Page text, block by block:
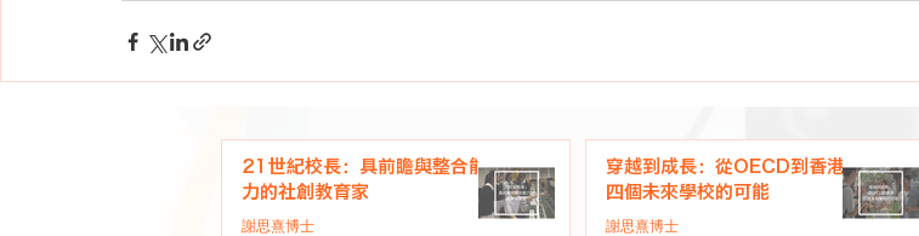
21世紀校長：具前瞻與整合能
力的社創教育家
謝思熹博士
穿越到成長：從OECD到香港
四個未來學校的可能
謝思熹博士